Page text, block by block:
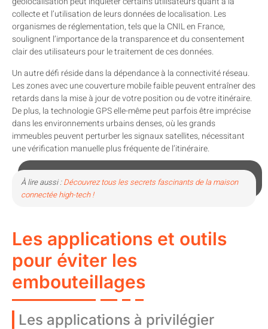
collecte et l’utilisation de leurs données de localisation. Les
organismes de réglementation, tels que la CNIL en France,
soulignent l’importance de la transparence et du consentement
clair des utilisateurs pour le traitement de ces données.
Un autre défi réside dans la dépendance à la connectivité réseau.
Les zones avec une couverture mobile faible peuvent entraîner des
retards dans la mise à jour de votre position ou de votre itinéraire.
De plus, la technologie GPS elle-même peut parfois être imprécise
dans les environnements urbains denses, où les grands
immeubles peuvent perturber les signaux satellites, nécessitant
une vérification manuelle plus fréquente de l’itinéraire.
À lire aussi :Découvrez tous les secrets fascinants de la maison
connectée high-tech !
Les applications et outils
pour éviter les
embouteillages
Les applications à privilégier